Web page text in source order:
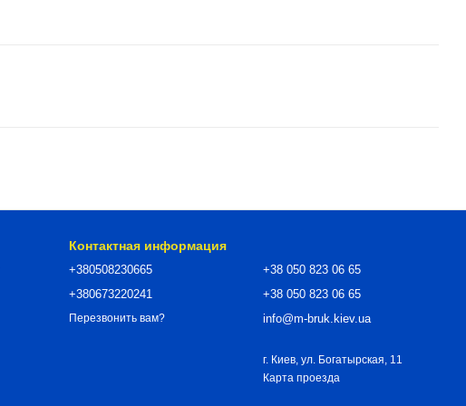
Контактная информация
+380508230665
+380673220241
Перезвонить вам?
+38 050 823 06 65
+38 050 823 06 65
info@m-bruk.kiev.ua
г. Киев, ул. Богатырская, 11
Карта проезда